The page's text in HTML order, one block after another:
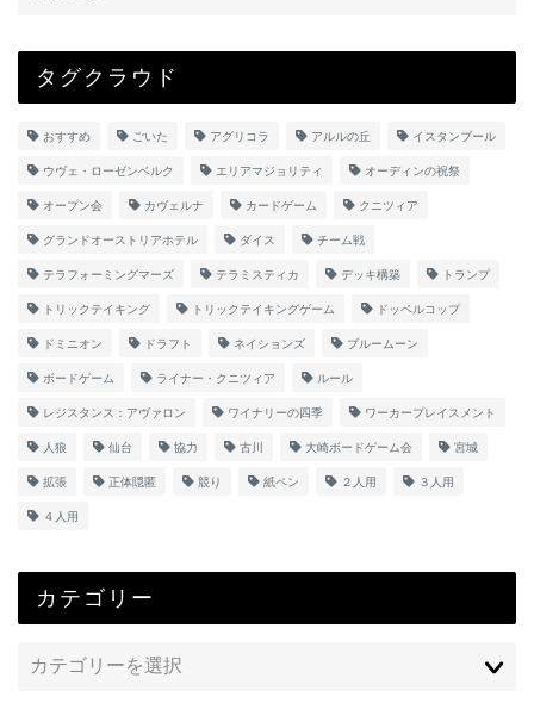
タグクラウド
おすすめ ごいた アグリコラ アルルの丘 イスタンブール
ウヴェ・ローゼンベルク エリアマジョリティ オーディンの祝祭
オープン会 カヴェルナ カードゲーム クニツィア
グランドオーストリアホテル ダイス チーム戦
テラフォーミングマーズ テラミスティカ デッキ構築 トランプ
トリックテイキング トリックテイキングゲーム ドッペルコップ
ドミニオン ドラフト ネイションズ ブルームーン
ボードゲーム ライナー・クニツィア ルール
レジスタンス：アヴァロン ワイナリーの四季 ワーカープレイスメント
人狼 仙台 協力 古川 大崎ボードゲーム会 宮城
拡張 正体隠匿 競り 紙ペン ２人用 ３人用
４人用
カテゴリー